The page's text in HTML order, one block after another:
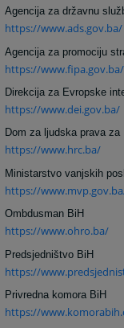
Agencija za državnu
https://www.ads.gov.ba/
Agencija za promociju
https://www.fipa.gov.ba/
Direkcija za Evropske
https://www.dei.gov.ba/
Dom za ljudska prava za
https://www.hrc.ba/
Ministarstvo vanjskih
https://
Ombdusman BiH
https://www.ohro.ba/
Predsjedništvo BiH
https://
Privredna komora BiH
https://